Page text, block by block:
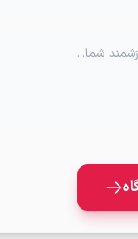
شما...